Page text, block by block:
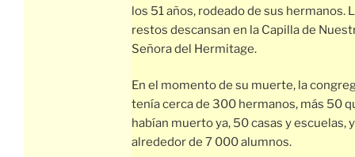
los 51 años, rodeado de sus hermanos.
restos descansan en la Capilla de
Señora del Hermitage.
En el momento de su muerte, la
tenía cerca de 300 hermanos, más 50
habían muerto ya, 50 casas y escuelas, y
alrededor de 7 000 alumnos.